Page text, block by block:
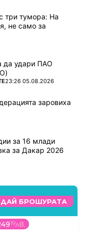
три тумора: На
не само за
да удари ПАО
23:26 05.08.2026
заровиха
за 16 млади
за Дакар 2026
БРОШУРАТА
19лв.